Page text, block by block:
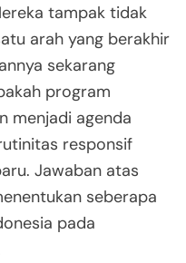
tampak tidak
arah yang berakhir
sekarang
program
menjadi agenda
responsif
Jawaban atas
seberapa
pada